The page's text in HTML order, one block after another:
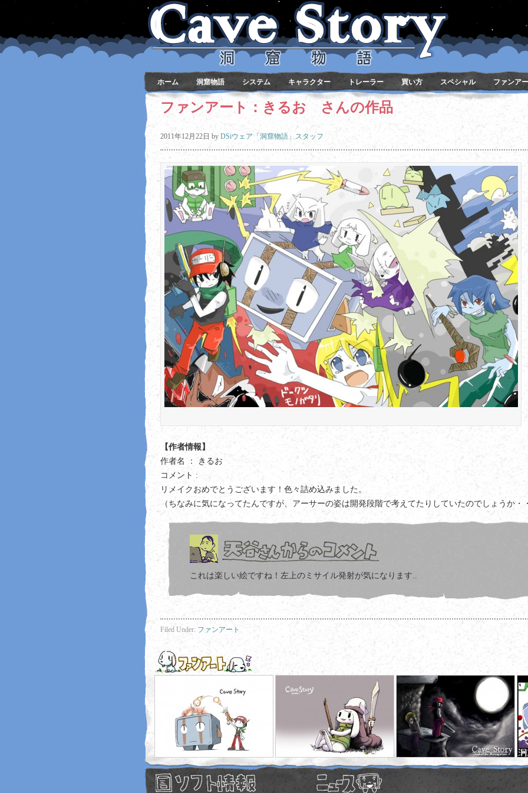
ホーム 洞窟物語 システム キャラクター トレーラー 買い方 スペシャル ファンア
ファンアート：きるお さんの作品
2011年12月22日 by DSiウェア「洞窟物語」スタッフ
【作者情報】
作者名 ： きるお
コメント :
リメイクおめでとうございます！色々詰め込みました。
（ちなみに気になってたんですが、アーサーの姿は開発段階で考えてたりしていたのでしょうか・
これは楽しい絵ですね！左上のミサイル発射が気になります..
Filed Under: ファンアート